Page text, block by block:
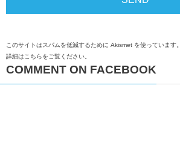
このサイトはスパムを低減するために Akismet を使っています。
詳細はこちらをご覧ください
COMMENT ON FACEBOOK